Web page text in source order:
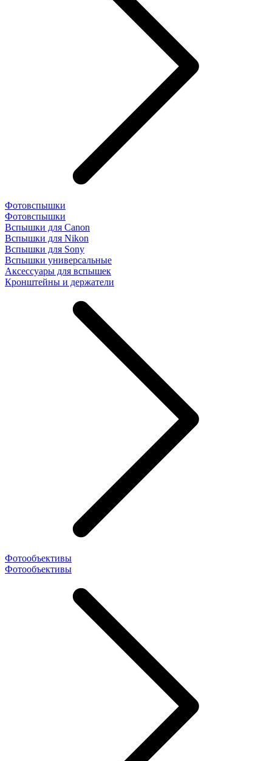
Фотовспышки
Фотовспышки
Вспышки для Canon
Вспышки для Nikon
Вспышки для Sony
Вспышки универсальные
Аксесcуары для вспышек
Кронштейны и держатели
Фотообъективы
Фотообъективы